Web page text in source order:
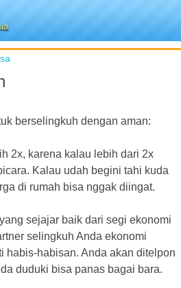
berselingkuh dengan aman:
2x, karena kalau lebih dari 2x
Kalau udah begini tahi kuda
di rumah bisa nggak diingat.
sejajar baik dari segi ekonomi
selingkuh Anda ekonomi
habis-habisan. Anda akan ditelpon
duduki bisa panas bagai bara.